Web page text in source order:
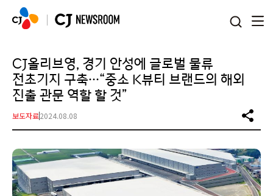
CJ올리브영, 경기 안성에 글로벌 물류
전초기지 구축…“중소 K뷰티 브랜드의 해외
진출 관문 역할 할 것”
보도자료2024.08.08